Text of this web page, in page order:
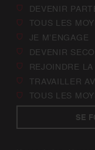
DEVENIR
TOUS LES
JE M’ENGAGE
DEVENIR
REJOINDRE
TRAVAILLER
TOUS LES
SE